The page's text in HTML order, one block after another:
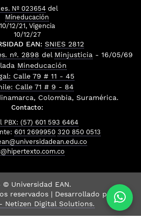
Nº 023654 del
Mineducación
10/12/21, Vigencia
10/12/27
EAN: SNIES 2812
nº. 2898 del Minjusticia - 16/05/69
Mineducación
Calle 79 # 11 - 45
Calle 71 # 9 - 84
Colombia, Suramérica.
Contacto:
PBX: (57) 601 593 6464
601 2699950 320 850 0513
© Universidad EAN.
reservados | Desarrollado por
Netizen Digital Solutions.